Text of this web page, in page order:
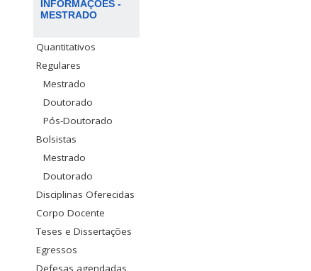
INFORMAÇÕES -
MESTRADO
Quantitativos
Regulares
Mestrado
Doutorado
Pós-Doutorado
Bolsistas
Mestrado
Doutorado
Disciplinas Oferecidas
Corpo Docente
Teses e Dissertações
Egressos
Defesas agendadas